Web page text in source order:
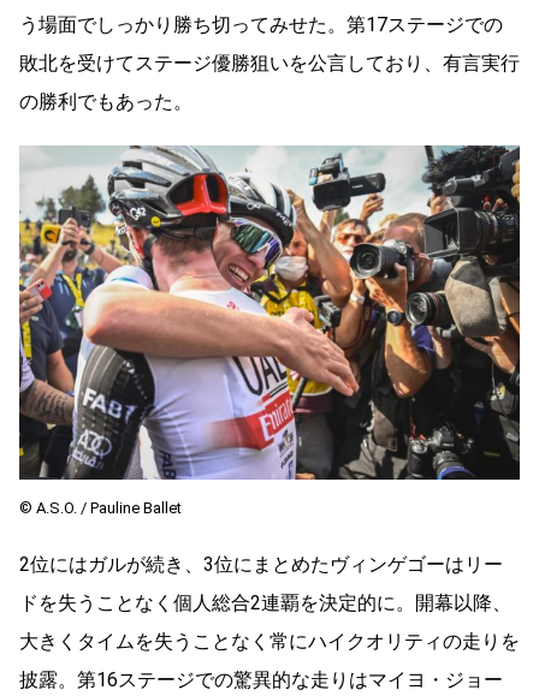
う場面でしっかり勝ち切ってみせた。第17ステージでの
敗北を受けてステージ優勝狙いを公言しており、有言実行
の勝利でもあった。
©︎ A.S.O. / Pauline Ballet
2位にはガルが続き、3位にまとめたヴィンゲゴーはリー
ドを失うことなく個人総合2連覇を決定的に。開幕以降、
大きくタイムを失うことなく常にハイクオリティの走りを
披露。第16ステージでの驚異的な走りはマイヨ・ジョー